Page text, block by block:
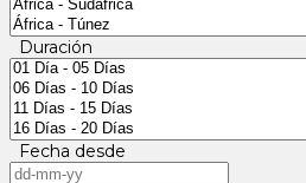
Duración
Fecha desde